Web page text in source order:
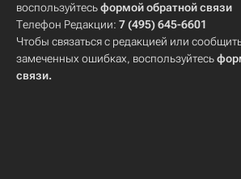
воспользуйтесьформой обратной связи
Телефон Редакции: 7 (495) 645-6601
Чтобы связаться с редакцией или
замеченных ошибках, воспользуйтесь
связи.